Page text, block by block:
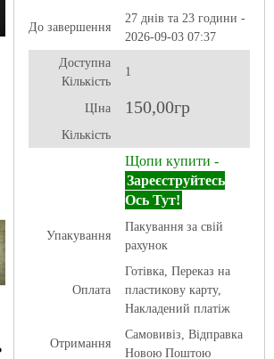
До завершення
27 днів та 23 години -
2026-09-03 07:37
Доступна
Кількість
1
ЦІна 150,00гр
Кількість
Щопи купити -
Зареєструйтесь
Ось Тут!
Упакування
Пакування за свій
рахунок
Оплата
Готівка, Переказ на
пластикову карту,
Накладений платіж
Отримання
Самовивіз, Відправка
Новою Поштою